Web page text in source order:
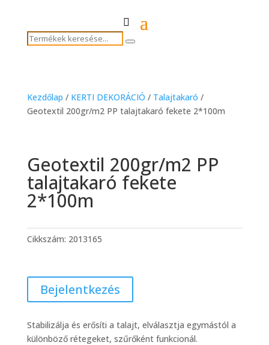
Termékek
Search
Kezdőlap / KERTI DEKORÁCIÓ / Talajtakaró /
Geotextil 200gr/m2 PP talajtakaró fekete 2*100m
Geotextil 200gr/m2 PP
talajtakaró fekete
2*100m
Cikkszám: 2013165
Bejelentkezés
Stabilizálja és erősíti a talajt, elválasztja egymástól a
különböző rétegeket, szűrőként funkcionál.